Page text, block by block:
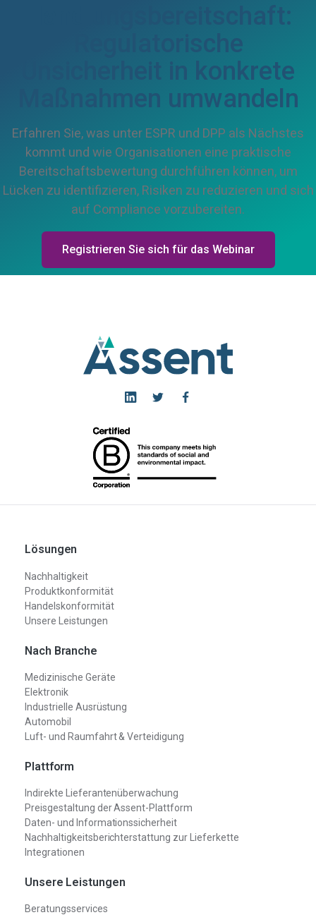
Handlungsbereitschaft:
Regulatorische
Unsicherheit in konkrete
Maßnahmen umwandeln
Erfahren Sie, was unter ESPR und DPP als Nächstes
kommt und wie Organisationen eine praktische
Bereitschaftsbewertung durchführen können, um
Lücken zu identifizieren, Risiken zu reduzieren und sich
auf Compliance vorzubereiten.
Registrieren Sie sich für das Webinar
Lösungen
Nachhaltigkeit
Produktkonformität
Handelskonformität
Unsere Leistungen
Nach Branche
Medizinische Geräte
Elektronik
Industrielle Ausrüstung
Automobil
Luft- und Raumfahrt & Verteidigung
Plattform
Indirekte Lieferantenüberwachung
Preisgestaltung der Assent-Plattform
Daten- und Informationssicherheit
Nachhaltigkeitsberichterstattung zur Lieferkette
Integrationen
Unsere Leistungen
Beratungsservices